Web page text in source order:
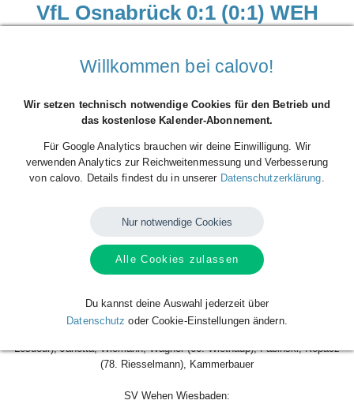
VfL Osnabrück 0:1 (0:1) WEH
(Stadion), Osnabrück, Deutschland
Beginn der Veranstaltung
06
Dez
Sa.
Ende der Veranstaltung
06
Dez
Sa.
Ort der Veranstaltung
VfL Osnabrück 0:1 (0:1) SV Wehen Wiesbaden
VfL Osnabrück:
Lesueur), Janotta, Wiemann, Wagner (66. Wiethaup), Fabinski, Kopacz
(78. Riesselmann), Kammerbauer
SV Wehen Wiesbaden:
Willkommen bei calovo!
Wir setzen technisch notwendige Cookies für den Betrieb und
das kostenlose Kalender-Abonnement.
Für Google Analytics brauchen wir deine Einwilligung. Wir
verwenden Analytics zur Reichweitenmessung und Verbesserung
von calovo. Details findest du in unserer Datenschutzerklärung.
Nur notwendige Cookies
Alle Cookies zulassen
Du kannst deine Auswahl jederzeit über
Datenschutz oder Cookie-Einstellungen ändern.